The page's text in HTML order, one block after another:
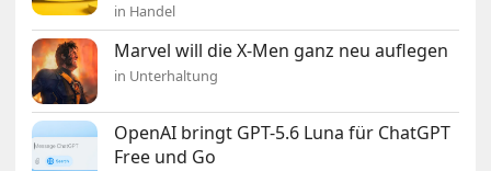
in Handel
Marvel will die X-Men ganz neu auflegen
in Unterhaltung
OpenAI bringt GPT-5.6 Luna für ChatGPT
Free und Go